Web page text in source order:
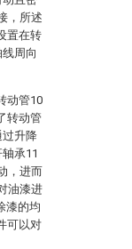
，所述
置在转
周向
动管10
转动管
过升降
承11
，进而
油漆进
漆的均
可以对